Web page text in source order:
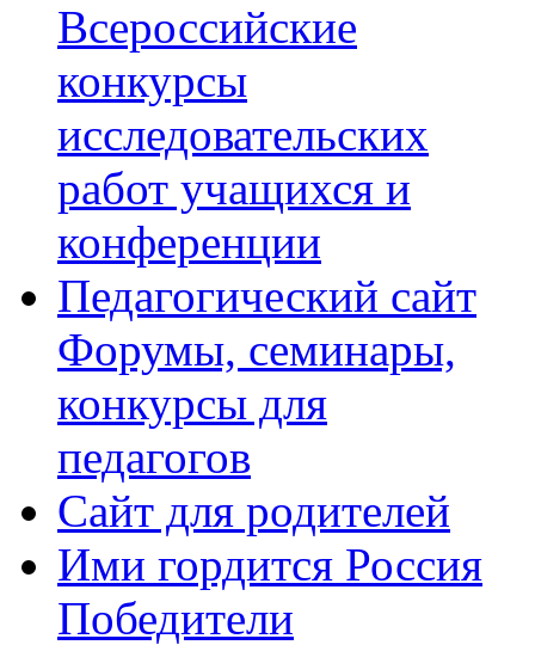
Всероссийские
конкурсы
исследовательских
работ учащихся и
конференции
Педагогический сайт
Форумы, семинары,
конкурсы для
педагогов
Сайт для родителей
Ими гордится Россия
Победители